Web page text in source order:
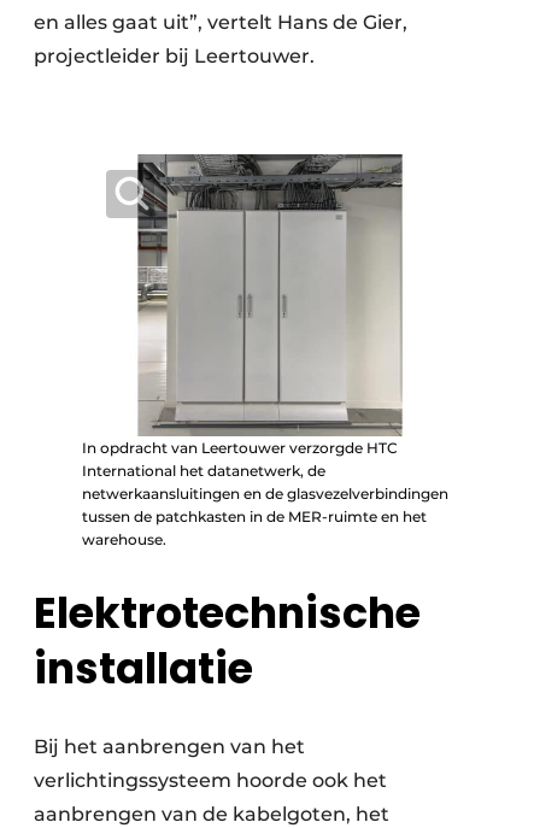
en alles gaat uit”, vertelt Hans de Gier,
projectleider bij Leertouwer.
In opdracht van Leertouwer verzorgde HTC
International het datanetwerk, de
netwerkaansluitingen en de glasvezelverbindingen
tussen de patchkasten in de MER-ruimte en het
warehouse.
Elektrotechnische
installatie
Bij het aanbrengen van het
verlichtingssysteem hoorde ook het
aanbrengen van de kabelgoten, het